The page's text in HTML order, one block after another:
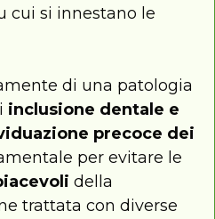
cui si innestano le
di una patologia
inclusione dentale e
precoce dei
per evitare le
della
trattata con diverse